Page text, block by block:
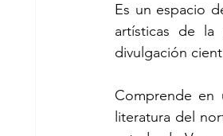
Es un espacio
artísticas de la
divulgación
Comprende en
literatura del